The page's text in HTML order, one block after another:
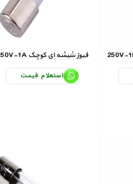
250V-1A فیوز شیشه ای کوچک
استعلام قیمت